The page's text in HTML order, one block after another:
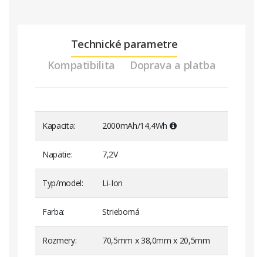
Technické parametre
Kompatibilita
Doprava a platba
Kapacita 2000mAh/14,4Wh
Napätie 7,2V
Typ/model Li-Ion
Farba Strieborná
Rozmery 70,5mm x 38,0mm x 20,5mm